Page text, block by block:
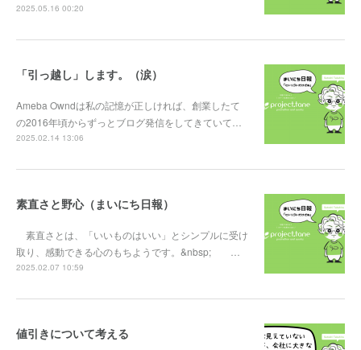
2025.05.16 00:20
「引っ越し」します。（涙）
Ameba Owndは私の記憶が正しければ、創業したて
の2016年頃からずっとブログ発信をしてきていて…
2025.02.14 13:06
素直さと野心（まいにち日報）
素直さとは、「いいものはいい」とシンプルに受け
取り、感動できる心のもちようです。&nbsp; …
2025.02.07 10:59
値引きについて考える